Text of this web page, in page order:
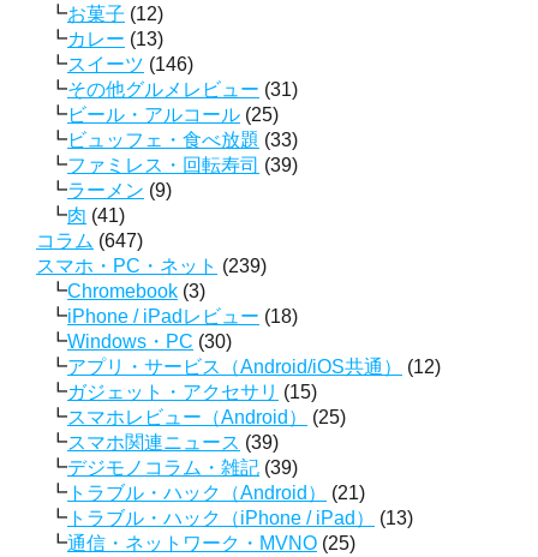
お菓子 (12)
カレー (13)
スイーツ (146)
その他グルメレビュー (31)
ビール・アルコール (25)
ビュッフェ・食べ放題 (33)
ファミレス・回転寿司 (39)
ラーメン (9)
肉 (41)
コラム (647)
スマホ・PC・ネット (239)
Chromebook (3)
iPhone / iPadレビュー (18)
Windows・PC (30)
アプリ・サービス（Android/iOS共通）
(12)
ガジェット・アクセサリ (15)
スマホレビュー（Android）
(25)
スマホ関連ニュース (39)
デジモノコラム・雑記 (39)
トラブル・ハック（Android）
(21)
トラブル・ハック（iPhone / iPad）
(13)
通信・ネットワーク・MVNO (25)